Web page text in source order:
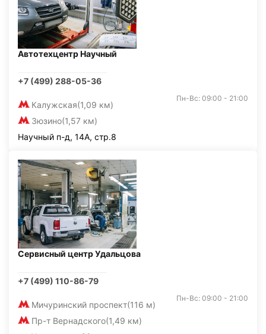
Автотехцентр Научный
+7 (499) 288-05-36
Калужская(1,09 км)
Зюзино(1,57 км)
Пн-Вс: 09:00 - 21:00
Научный п-д, 14А, стр.8
Сервисный центр Удальцова
+7 (499) 110-86-79
Мичуринский проспект(116 м)
Пр-т Вернадского(1,49 км)
Пн-Вс: 09:00 - 21:00